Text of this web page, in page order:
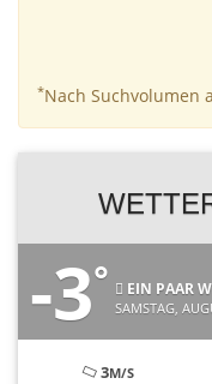
*Nach Suchvolumen
-3° EIN PAAR
SAMSTAG,
3M/S